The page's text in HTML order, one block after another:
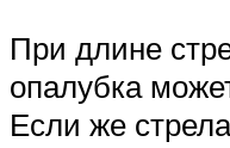
При длине
опалубка
Если же